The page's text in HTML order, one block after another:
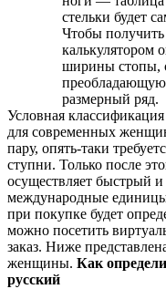
стельки будет
Чтобы получить
калькулятором
ширины стопы,
размерный ряд.
Условная
для современных
пару, опять-таки
ступни. Только после
осуществляет быстрый
международные
при покупке будет
можно посетить
заказ. Ниже
женщины. Как
русский